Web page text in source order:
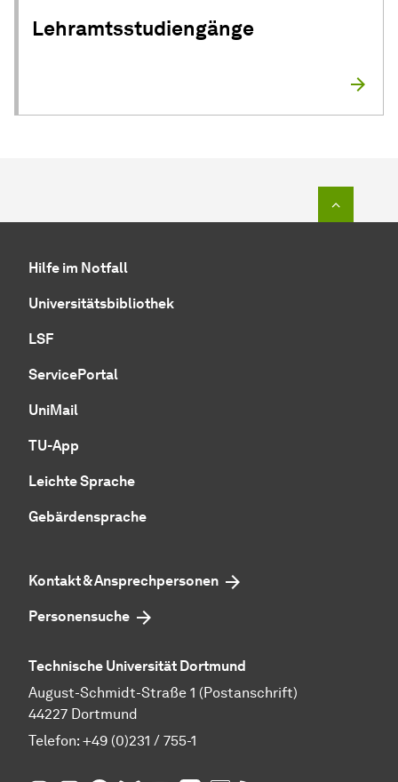
Lehramtsstudiengänge
Hilfe im Notfall
Universitätsbibliothek
LSF
ServicePortal
UniMail
TU-App
Leichte Sprache
Gebärdensprache
Kontakt & Ansprechpersonen
Personensuche
Technische Universität Dortmund
August-Schmidt-Straße 1 (Postanschrift)
44227 Dortmund
Telefon: +49 (0)231 / 755-1